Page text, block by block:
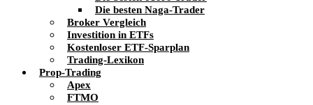
Die besten Naga-Trader
Broker Vergleich
Investition in ETFs
Kostenloser ETF-Sparplan
Trading-Lexikon
Prop-Trading
Apex
FTMO